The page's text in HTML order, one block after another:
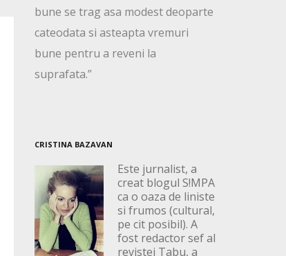
bune se trag asa modest deoparte
cateodata si asteapta vremuri
bune pentru a reveni la
suprafata.”
CRISTINA BAZAVAN
Este jurnalist, a
creat blogul S!MPA
ca o oaza de liniste
si frumos (cultural,
pe cit posibil). A
fost redactor sef al
revistei Tabu, a